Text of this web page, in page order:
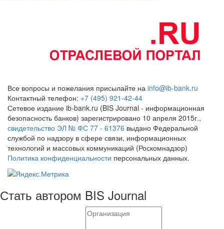
Все вопросы и пожелания присылайте на info@ib-bank.ru
Контактный телефон: +7 (495) 921-42-44
Сетевое издание ib-bank.ru (BIS Journal - информационная
безопасность банков) зарегистрировано 10 апреля 2015г.,
свидетельство ЭЛ № ФС 77 - 61376 выдано Федеральной
службой по надзору в сфере связи, информационных
технологий и массовых коммуникаций (Роскомнадзор)
Политика конфиденциальности персональных данных.
Стать автором BIS Journal